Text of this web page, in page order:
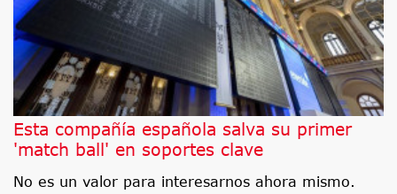
Esta compañía española salva su primer
'match ball' en soportes clave
No es un valor para interesarnos ahora mismo.